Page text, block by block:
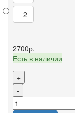
2
2700р.
Есть в наличии
+
-